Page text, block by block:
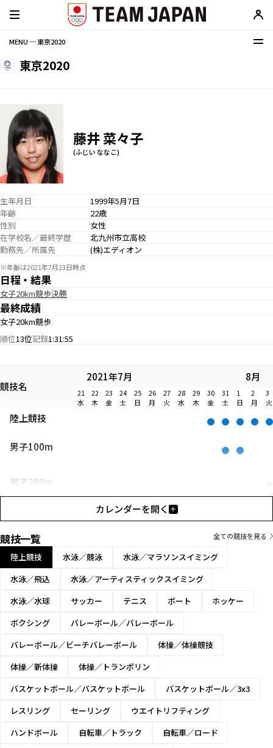
MENU ─ 東京2020
東京2020
藤井 菜々子
(ふじい ななこ)
生年月日
1999年5月7日
年齢
22歳
性別
女性
在学校名／最終学歴
北九州市立高校
勤務先／所属先
(株)エディオン
※年齢は2021年7月23日時点
日程・結果
女子20km競歩決勝
最終成績
女子20km競歩
順位13位記録1:31:55
競技名
2021年7月 8月
21 22 23 24 25 26 27 28 29 30 31 1 2
3
水
木 金 土 日 月 火 水 木 金 土 日 月 火
陸上競技
男子100m
男子200m
男子800m
男子5,000m
男子マラソン
ードル
カレンダーを開く
競技一覧 全ての競技を見る
陸上競技 水泳／競泳
水泳／マラソンスイミング
水泳／飛込
水泳／アーティスティックスイミング
水泳／水球
サッカー テニス ボート
ホッケー
ボクシング
バレーボール／バレーボール
バレーボール／ビーチバレーボール
体操／体操競技
体操／新体操
体操／トランポリン
バスケットボール／バスケットボール
バスケットボール／3x3
レスリング
セーリング
ウエイトリフティング
ハンドボール
自転車／トラック
自転車／ロード